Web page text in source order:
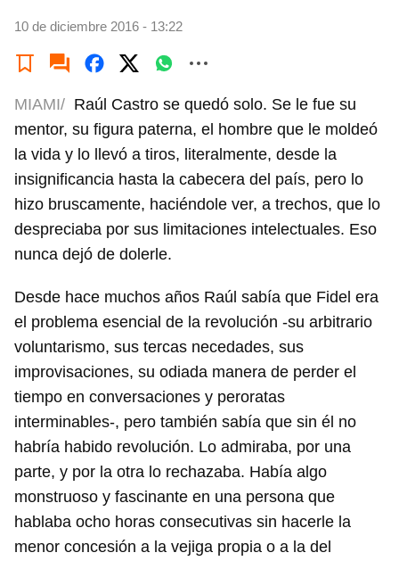
10 de diciembre 2016 - 13:22
MIAMI/ Raúl Castro se quedó solo. Se le fue su
mentor, su figura paterna, el hombre que le moldeó
la vida y lo llevó a tiros, literalmente, desde la
insignificancia hasta la cabecera del país, pero lo
hizo bruscamente, haciéndole ver, a trechos, que lo
despreciaba por sus limitaciones intelectuales. Eso
nunca dejó de dolerle.
Desde hace muchos años Raúl sabía que Fidel era
el problema esencial de la revolución -su arbitrario
voluntarismo, sus tercas necedades, sus
improvisaciones, su odiada manera de perder el
tiempo en conversaciones y peroratas
interminables-, pero también sabía que sin él no
habría habido revolución. Lo admiraba, por una
parte, y por la otra lo rechazaba. Había algo
monstruoso y fascinante en una persona que
hablaba ocho horas consecutivas sin hacerle la
menor concesión a la vejiga propia o a la del